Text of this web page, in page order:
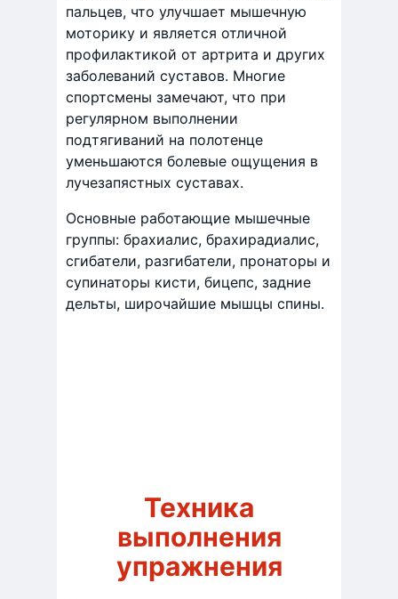
пальцев, что улучшает мышечную
моторику и является отличной
профилактикой от артрита и других
заболеваний суставов. Многие
спортсмены замечают, что при
регулярном выполнении
подтягиваний на полотенце
уменьшаются болевые ощущения в
лучезапястных суставах.
Основные работающие мышечные
группы: брахиалис, брахирадиалис,
сгибатели, разгибатели, пронаторы и
супинаторы кисти, бицепс, задние
дельты, широчайшие мышцы спины.
Техника
выполнения
упражнения